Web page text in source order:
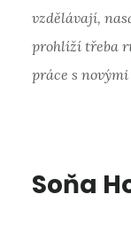
vzdělávají,
prohlíží třeba
práce s
Soňa